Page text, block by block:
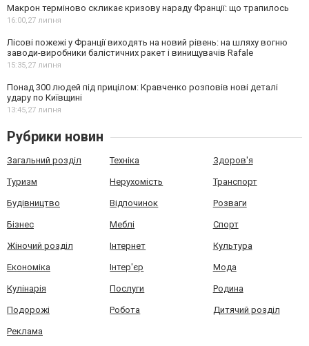
Макрон терміново скликає кризову нараду Франції: що трапилось
16:00,27 липня
Лісові пожежі у Франції виходять на новий рівень: на шляху вогню
заводи-виробники балістичних ракет і винищувачів Rafale
15:35,27 липня
Понад 300 людей під прицілом: Кравченко розповів нові деталі
удару по Київщині
13:45,27 липня
Рубрики новин
Загальний розділ Техніка Здоров'я
Туризм Нерухомість Транспорт
Будівництво Відпочинок Розваги
Бізнес Меблі Спорт
Жіночий розділ Інтернет Культура
Економіка Інтер'єр Мода
Кулінарія Послуги Родина
Подорожі Робота Дитячий розділ
Реклама